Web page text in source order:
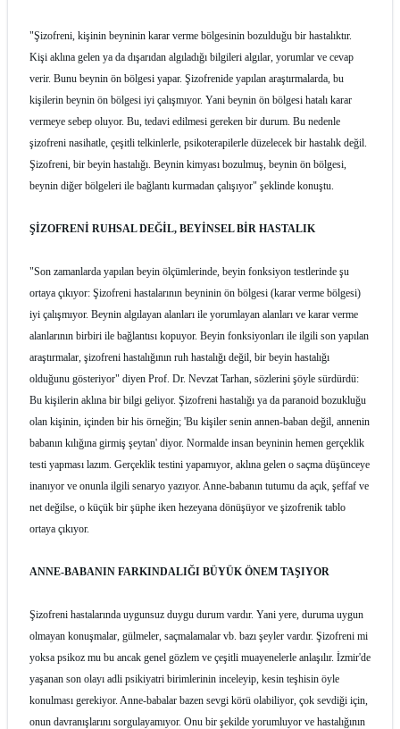
"Şizofreni, kişinin beyninin karar verme bölgesinin bozulduğu bir hastalıktır.
Kişi aklına gelen ya da dışarıdan algıladığı bilgileri algılar, yorumlar ve cevap
verir. Bunu beynin ön bölgesi yapar. Şizofrenide yapılan araştırmalarda, bu
kişilerin beynin ön bölgesi iyi çalışmıyor. Yani beynin ön bölgesi hatalı karar
vermeye sebep oluyor. Bu, tedavi edilmesi gereken bir durum. Bu nedenle
şizofreni nasihatle, çeşitli telkinlerle, psikoterapilerle düzelecek bir hastalık değil.
Şizofreni, bir beyin hastalığı. Beynin kimyası bozulmuş, beynin ön bölgesi,
beynin diğer bölgeleri ile bağlantı kurmadan çalışıyor" şeklinde konuştu.
ŞİZOFRENİ RUHSAL DEĞİL, BEYİNSEL BİR HASTALIK
"Son zamanlarda yapılan beyin ölçümlerinde, beyin fonksiyon testlerinde şu
ortaya çıkıyor: Şizofreni hastalarının beyninin ön bölgesi (karar verme bölgesi)
iyi çalışmıyor. Beynin algılayan alanları ile yorumlayan alanları ve karar verme
alanlarının birbiri ile bağlantısı kopuyor. Beyin fonksiyonları ile ilgili son yapılan
araştırmalar, şizofreni hastalığının ruh hastalığı değil, bir beyin hastalığı
olduğunu gösteriyor" diyen Prof. Dr. Nevzat Tarhan, sözlerini şöyle sürdürdü:
Bu kişilerin aklına bir bilgi geliyor. Şizofreni hastalığı ya da paranoid bozukluğu
olan kişinin, içinden bir his örneğin; 'Bu kişiler senin annen-baban değil, annenin
babanın kılığına girmiş şeytan' diyor. Normalde insan beyninin hemen gerçeklik
testi yapması lazım. Gerçeklik testini yapamıyor, aklına gelen o saçma düşünceye
inanıyor ve onunla ilgili senaryo yazıyor. Anne-babanın tutumu da açık, şeffaf ve
net değilse, o küçük bir şüphe iken hezeyana dönüşüyor ve şizofrenik tablo
ortaya çıkıyor.
ANNE-BABANIN FARKINDALIĞI BÜYÜK ÖNEM TAŞIYOR
Şizofreni hastalarında uygunsuz duygu durum vardır. Yani yere, duruma uygun
olmayan konuşmalar, gülmeler, saçmalamalar vb. bazı şeyler vardır. Şizofreni mi
yoksa psikoz mu bu ancak genel gözlem ve çeşitli muayenelerle anlaşılır. İzmir'de
yaşanan son olayı adli psikiyatri birimlerinin inceleyip, kesin teşhisin öyle
konulması gerekiyor. Anne-babalar bazen sevgi körü olabiliyor, çok sevdiği için,
onun davranışlarını sorgulayamıyor. Onu bir şekilde yorumluyor ve hastalığının